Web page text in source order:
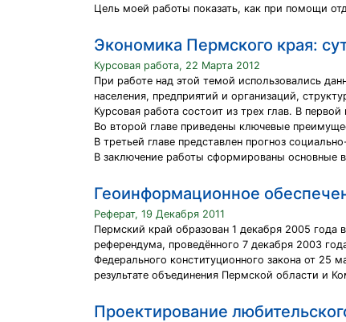
Цель моей работы показать, как при помощи
Экономика Пермского края:
Курсовая работа, 22 Марта 2012
При работе над этой темой использовались
населения, предприятий и организаций,
Курсовая работа состоит из трех глав. В
Во второй главе приведены ключевые
В третьей главе представлен прогноз
В заключение работы сформированы основные
Геоинформационное
Реферат, 19 Декабря 2011
Пермский край образован 1 декабря 2005 года
референдума, проведённого 7 декабря 2003
Федерального конституционного закона от
результате объединения Пермской области и
Проектирование